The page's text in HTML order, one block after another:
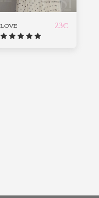
LOVE 23€